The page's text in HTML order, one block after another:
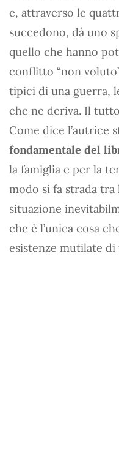
e, attraverso le
succedono, dà uno
quello che hanno
conflitto “non
tipici di una guerra,
che ne deriva. Il
Come dice l’autrice
fondamentale del
la famiglia e per la
modo si fa strada tra
situazione
che è l’unica cosa
esistenze mutilate